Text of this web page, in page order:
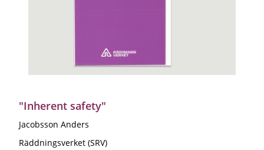
"Inherent safety"
Jacobsson Anders
Räddningsverket (SRV)